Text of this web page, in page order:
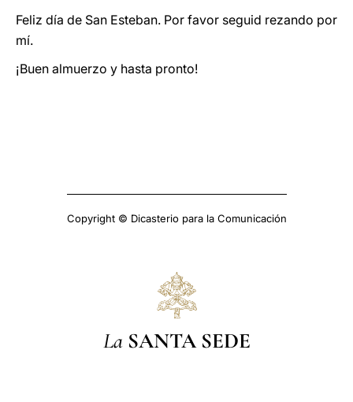
Feliz día de San Esteban. Por favor seguid rezando por
mí.
¡Buen almuerzo y hasta pronto!
Copyright © Dicasterio para la Comunicación
La SANTA SEDE